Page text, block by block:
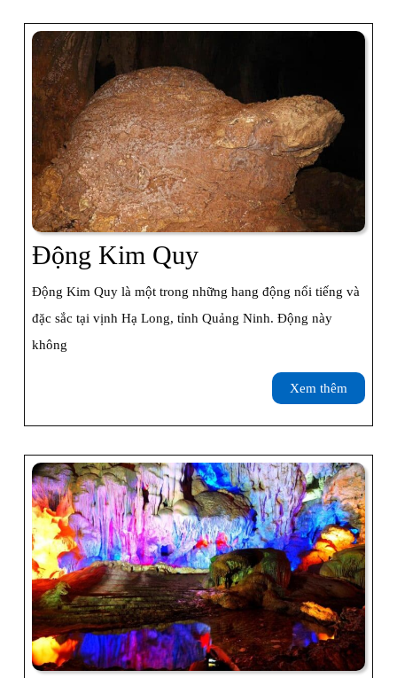
Động Kim QuyĐộng
Kim
Quy
Động Kim Quy là một trong những hang động nổi tiếng và
đặc sắc tại vịnh Hạ Long, tỉnh Quảng Ninh. Động này
không
Xem thêm
thêm